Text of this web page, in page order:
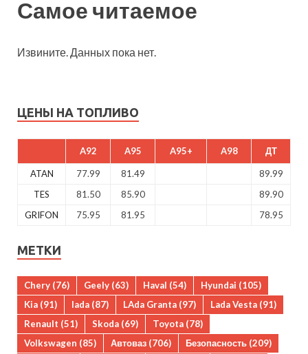
Самое читаемое
Извините. Данных пока нет.
ЦЕНЫ НА ТОПЛИВО
A92 A95 A95+ A98 ДТ
ATAN 77.99 81.49
89.99
TES
81.50 85.90
89.90
GRIFON
75.95 81.95 78.95
МЕТКИ
Chery (76) Geely (63) Haval (54) Hyundai (105)
Kia (91) lada (87) LAda Granta (97) Lada Vesta (91)
Renault (51) Skoda (69) Toyota (78)
Volkswagen (85) Автоваз (706) Безопасность (209)